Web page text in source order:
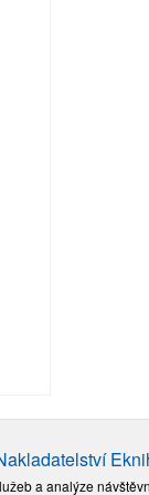
a analýze